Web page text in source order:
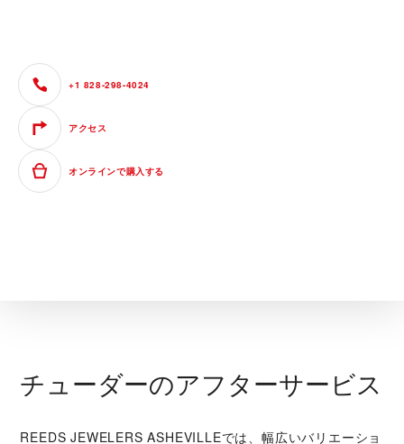
+1 828-298-4024
アクセス
オンラインで購入する
チューダーのアフターサービス
‭REEDS JEWELERS ASHEVILLE‬では、幅広いバリエーショ